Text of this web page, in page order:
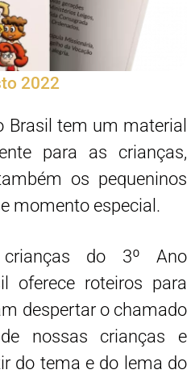
2022
Brasil tem um material
para as crianças,
os pequeninos
momento especial.
do 3º Ano
oferece roteiros para
despertar o chamado
nossas crianças e
do tema e do lema do